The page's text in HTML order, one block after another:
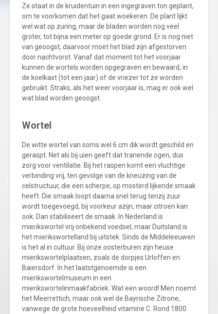
Ze staat in de kruidentuin in een ingegraven ton geplant,
om te voorkomen dat het gaat woekeren. De plant lijkt
wel wat op zuring, maar de bladen worden nog veel
groter, tot bijna een meter op goede grond. Er is nog niet
van geoogst, daarvoor moet het blad zijn afgestorven
door nachtvorst. Vanaf dat moment tot het voorjaar
kunnen de wortels worden opgegraven en bewaard, in
de koelkast (tot een jaar) of de vriezer tot ze worden
gebruikt. Straks, als het weer voorjaar is, mag er ook wel
wat blad worden geoogst.
Wortel
De witte wortel van soms wel 6 cm dik wordt geschild en
geraspt. Net als bij uien geeft dat tranende ogen, dus
zorg voor ventilatie. Bij het raspen komt een vluchtige
verbinding vrij, ten gevolge van de kneuzing van de
celstructuur, die een scherpe, op mosterd lijkende smaak
heeft. Die smaak loopt daarna snel terug tenzij zuur
wordt toegevoegd, bij voorkeur azijn, maar citroen kan
ook. Dan stabiliseert de smaak. In Nederland is
mierikswortel vrij onbekend voedsel, maar Duitsland is
het mierikswortelland bij uitstek. Sinds de Middeleeuwen
is het al in cultuur. Bij onze oosterburen zijn heuse
mierikswortelplaatsen, zoals de dorpjes Urloffen en
Baiersdorf. In het laatstgenoemde is een
mierikswortelmuseum in een
mierikswortelinmaakfabriek. Wat een woord! Men noemt
het Meerrettich, maar ook wel de Bayrische Zitrone,
vanwege de grote hoeveelheid vitamine C. Rond 1800